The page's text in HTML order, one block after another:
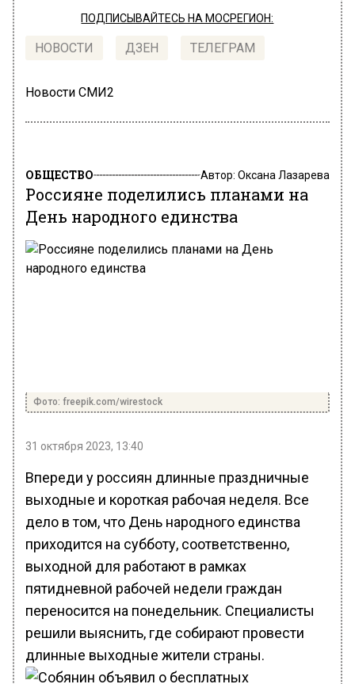
ПОДПИСЫВАЙТЕСЬ НА МОСРЕГИОН:
НОВОСТИ ДЗЕН ТЕЛЕГРАМ
Новости СМИ2
ОБЩЕСТВО Автор: Оксана Лазарева
Россияне поделились планами на
День народного единства
Фото: freepik.com/wirestock
31 октября 2023, 13:40
Впереди у россиян длинные праздничные
выходные и короткая рабочая неделя. Все
дело в том, что День народного единства
приходится на субботу, соответственно,
выходной для работают в рамках
пятидневной рабочей недели граждан
переносится на понедельник. Специалисты
решили выяснить, где собирают провести
длинные выходные жители страны.